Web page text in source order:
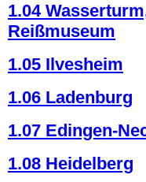
1.04
Reißmuseum
1.05 Ilvesheim
1.06 Ladenburg
1.07 Edingen-
1.08 Heidelberg